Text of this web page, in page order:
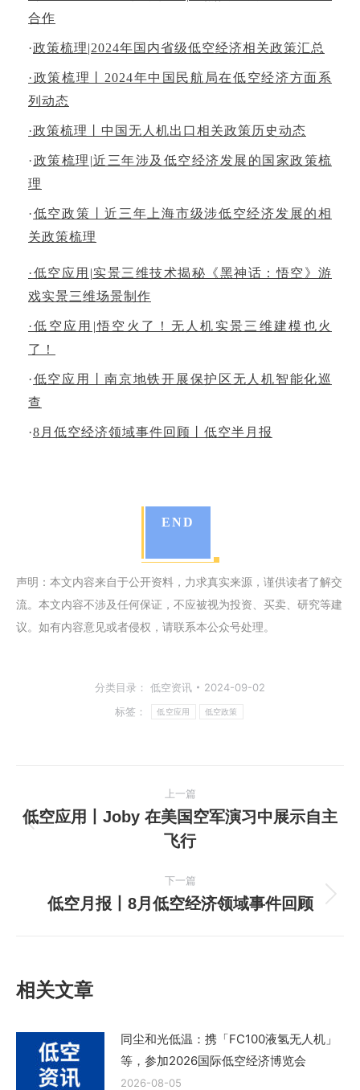
合作
·政策梳理|2024年国内省级低空经济相关政策汇总
·政策梳理丨2024年中国民航局在低空经济方面系
列动态
·政策梳理丨中国无人机出口相关政策历史动态
·政策梳理|近三年涉及低空经济发展的国家政策梳
理
·低空政策丨近三年上海市级涉低空经济发展的相
关政策梳理
·低空应用|实景三维技术揭秘《黑神话：悟空》游
戏实景三维场景制作
·低空应用|悟空火了！无人机实景三维建模也火
了！
·低空应用丨南京地铁开展保护区无人机智能化巡
查
·8月低空经济领域事件回顾丨低空半月报
END
声明：本文内容来自于公开资料，力求真实来源，谨供读者了解交
流。本文内容不涉及任何保证，不应被视为投资、买卖、研究等建
议。如有内容意见或者侵权，请联系本公众号处理。
分类目录： 低空资讯
2024-09-02
标签：
低空应用 低空政策
章
上一篇
上
一
篇
文
章：
低空应用丨Joby 在美国空军演习中展示自主
飞行
下一篇
下
低空月报丨8月低空经济领域事件回顾
相关文章
同尘和光低温：携「FC100液氢无人机」
等，参加2026国际低空经济博览会
2026-08-05